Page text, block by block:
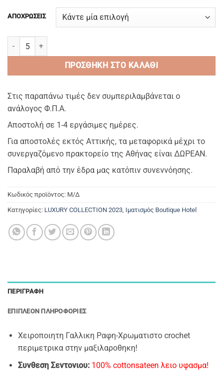
ΑΠΟΧΡΩΣΕΙΣ
MYKONOS/CROCHET plain cottonsateen λειο-Μαξιλαροθηκες
ΠΡΟΣΘΉΚΗ ΣΤΟ ΚΑΛΆΘΙ
Στις παραπάνω τιμές δεν συμπεριλαμβάνεται ο
ανάλογος Φ.Π.Α.
Αποστολή σε 1-4 εργάσιμες ημέρες.
Για αποστολές εκτός Αττικής, τα μεταφορικά μέχρι το
συνεργαζόμενο πρακτορείο της Αθήνας είναι ΔΩΡΕΑΝ.
Παραλαβή από την έδρα μας κατόπιν συνεννόησης.
Κωδικός προϊόντος: Μ/Δ
Κατηγορίες: LUXURY COLLECTION 2023, Ιματισμός Boutique Hotel
ΠΕΡΙΓΡΑΦΉ
ΕΠΙΠΛΈΟΝ ΠΛΗΡΟΦΟΡΊΕΣ
Χειροποιητη Γαλλικη Ραφη-Χρωματιστo crochet
περιμετρικα στην μαξιλαροθηκη!
Συνθεση Σεντονιου: 100% cottonsateen λειο υφασμα!